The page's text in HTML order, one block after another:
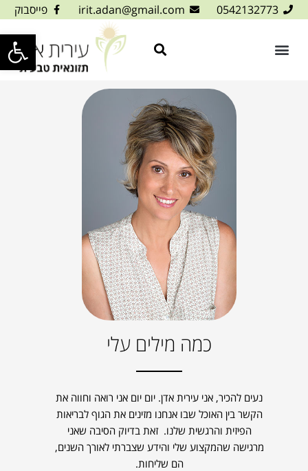
פתח
0542132773
irit.adan@gmail.com פייסבוק
כמה מילים עלי
נעים להכיר, אני עירית אדן. יום יום אני רואה וחווה את
הקשר בין האוכל שבו אנחנו מזינים את הגוף לבריאות
הפיזית והרגשית שלנו. זאת בדיוק הסיבה שאני
מרגישה שהמקצוע שלי והידע שצברתי לאורך השנים,
הם שליחות.